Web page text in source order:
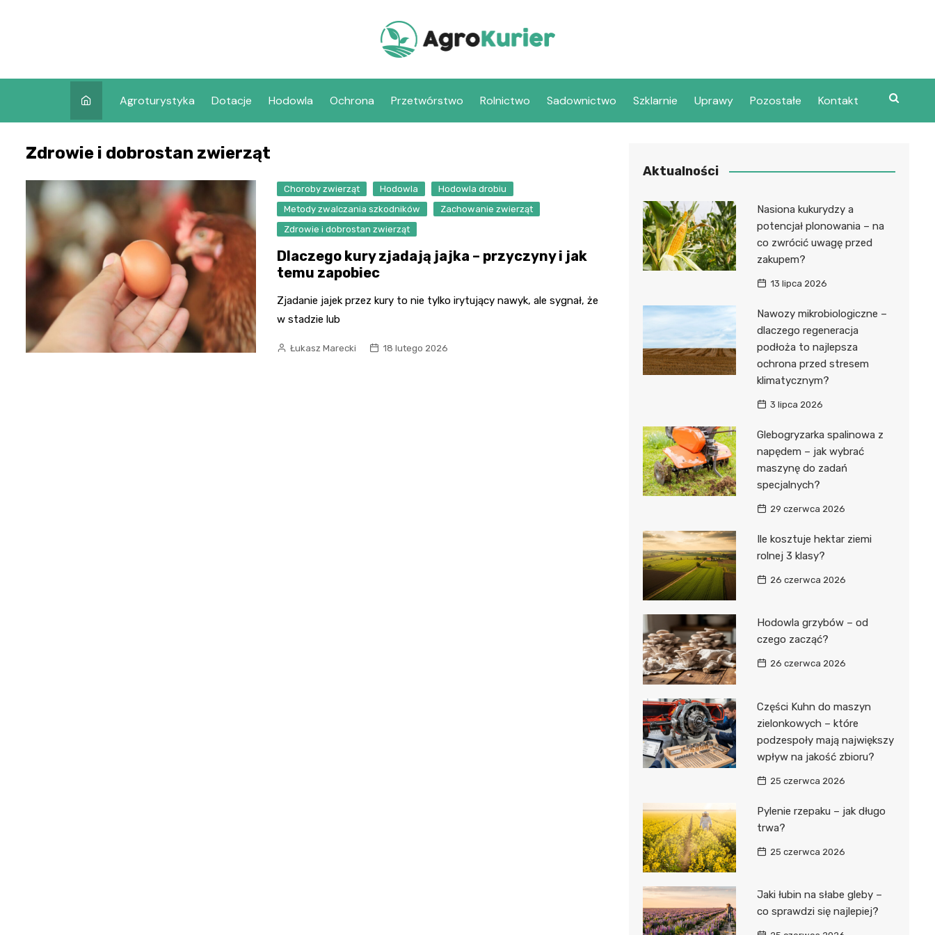
Agroturystyka Dotacje Hodowla Ochrona Przetwórstwo Rolnictwo Sadownictwo Szklarnie Uprawy Pozostałe Kontakt
Zdrowie i dobrostan zwierząt
Choroby zwierząt Hodowla
Hodowla drobiu
Metody zwalczania szkodników
Zachowanie zwierząt
Zdrowie i dobrostan zwierząt
Dlaczego kury zjadają jajka – przyczyny i jak
temu zapobiec
Zjadanie jajek przez kury to nie tylko irytujący nawyk, ale sygnał, że
w stadzie lub
Łukasz Marecki 18 lutego 2026
Aktualności
Nasiona kukurydzy a
potencjał plonowania – na
co zwrócić uwagę przed
zakupem?
13 lipca 2026
Nawozy mikrobiologiczne –
dlaczego regeneracja
podłoża to najlepsza
ochrona przed stresem
klimatycznym?
3 lipca 2026
Glebogryzarka spalinowa z
napędem – jak wybrać
maszynę do zadań
specjalnych?
29 czerwca 2026
Ile kosztuje hektar ziemi
rolnej 3 klasy?
26 czerwca 2026
Hodowla grzybów – od
czego zacząć?
26 czerwca 2026
Części Kuhn do maszyn
zielonkowych – które
podzespoły mają największy
wpływ na jakość zbioru?
25 czerwca 2026
Pylenie rzepaku – jak długo
trwa?
25 czerwca 2026
Jaki łubin na słabe gleby –
co sprawdzi się najlepiej?